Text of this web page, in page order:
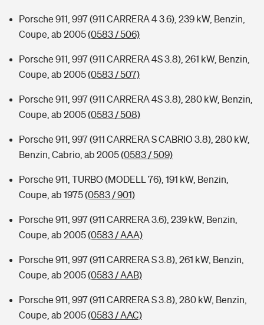
Porsche 911, 997 (911 CARRERA 4 3.6), 239 kW, Benzin,
Coupe, ab 2005(0583 / 506)
Porsche 911, 997 (911 CARRERA 4S 3.8), 261 kW, Benzin,
Coupe, ab 2005(0583 / 507)
Porsche 911, 997 (911 CARRERA 4S 3.8), 280 kW, Benzin,
Coupe, ab 2005(0583 / 508)
Porsche 911, 997 (911 CARRERA S CABRIO 3.8), 280 kW,
Benzin, Cabrio, ab 2005(0583 / 509)
Porsche 911, TURBO (MODELL 76), 191 kW, Benzin,
Coupe, ab 1975(0583 / 901)
Porsche 911, 997 (911 CARRERA 3.6), 239 kW, Benzin,
Coupe, ab 2005(0583 / AAA)
Porsche 911, 997 (911 CARRERA S 3.8), 261 kW, Benzin,
Coupe, ab 2005(0583 / AAB)
Porsche 911, 997 (911 CARRERA S 3.8), 280 kW, Benzin,
Coupe, ab 2005(0583 / AAC)